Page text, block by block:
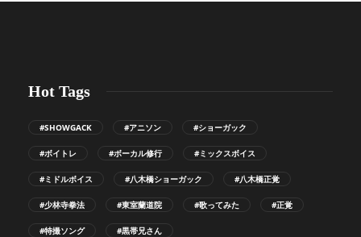
Hot Tags
#SHOWGACK #アニソン #ショーガック
#ボイトレ #ボーカル修行 #ミックスボイス
#ミドルボイス #八木橋ショーガック #八木橋正覚
#少林寺拳法 #東室蘭道院 #歌ってみた #正覚
#特撮ソング #黒帯兄さん